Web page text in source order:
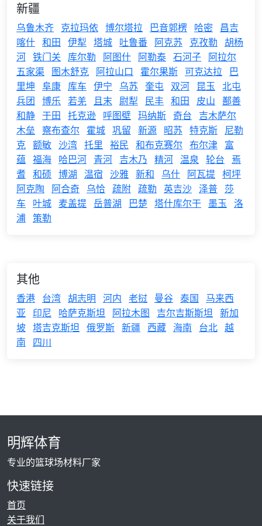
新疆
乌鲁木齐 克拉玛依 博尔塔拉 巴音郭楞 哈密
昌吉
喀什 和田 伊犁 塔城 吐鲁番 阿克苏 克孜勒 胡杨
河 铁门关 库尔勒 阿图什 阿勒泰 石河子 阿拉尔
五家渠 图木舒克 阿拉山口 霍尔果斯 可克达拉
巴
里坤 阜康 库车 伊宁 乌苏 奎屯 双河 昆玉 北屯
兵团 博乐 若羌 且末 尉犁 民丰 和田 皮山 鄯善
和静 于田 托克逊 呼图壁 玛纳斯 奇台
吉木萨尔
木垒 察布查尔 霍城 巩留 新源 昭苏 特克斯 尼勒
克 额敏 沙湾 托里 裕民 和布克赛尔 布尔津 富
蕴 福海 哈巴河 青河 吉木乃 精河 温泉 轮台
焉
耆 和硕 博湖 温宿 沙雅 新和 乌什 阿瓦提 柯坪
阿克陶
阿合奇 乌恰 疏附 疏勒 英吉沙 泽普 莎
车
叶城 麦盖提 岳普湖 巴楚 塔什库尔干 墨玉 洛
浦 策勒
其他
香港 台湾 胡志明 河内 老挝 曼谷 泰国
马来西
亚
印尼 哈萨克斯坦 阿拉木图 吉尔吉斯斯坦 新加
坡 塔吉克斯坦 俄罗斯 新疆 西藏 海南 台北 越
南
四川
明辉体育
专业的篮球场材料厂家
快速链接
首页
关于我们